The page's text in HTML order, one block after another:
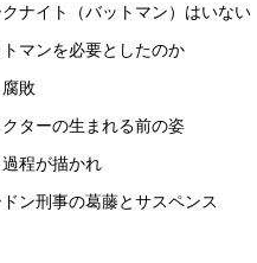
ナイト（バットマン）はいない
マンを必要としたのか
敗
ターの生まれる前の姿
程が描かれ
ン刑事の葛藤とサスペンス